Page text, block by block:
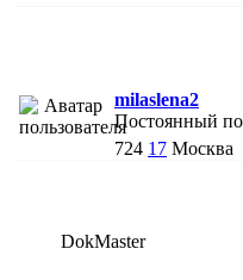
milaslena2
Постоянный
724 17 Москва
DokMaster